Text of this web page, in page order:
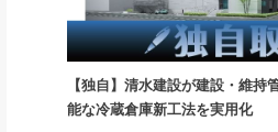
【独自】清水建設が建設・維持
能な冷蔵倉庫新工法を実用化